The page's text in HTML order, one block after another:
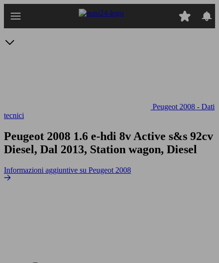
Peugeot 2008 - Dati
tecnici
Peugeot 2008 1.6 e-hdi 8v Active s&s 92cv
Diesel, Dal 2013, Station wagon, Diesel
Informazioni aggiuntive su Peugeot 2008